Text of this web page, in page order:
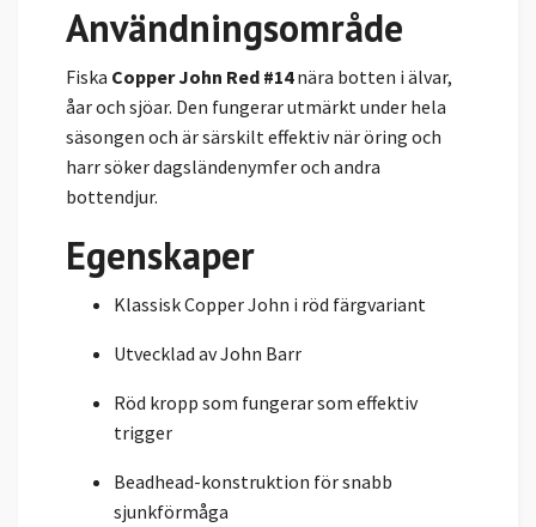
Användningsområde
Fiska Copper John Red #14nära botten i älvar,
åar och sjöar. Den fungerar utmärkt under hela
säsongen och är särskilt effektiv när öring och
harr söker dagsländenymfer och andra
bottendjur.
Egenskaper
Klassisk Copper John i röd färgvariant
Utvecklad av John Barr
Röd kropp som fungerar som effektiv
trigger
Beadhead-konstruktion för snabb
sjunkförmåga